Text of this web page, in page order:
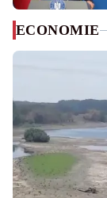
ECONOMIE